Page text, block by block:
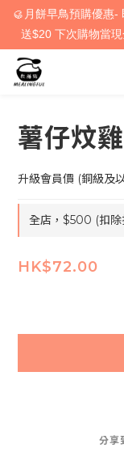
薯仔炆
升級會員價 (銅級及
全店，$500 (扣除
HK$72.00
分享
🥮月餅早鳥預購優惠-
送$20 下次購物當